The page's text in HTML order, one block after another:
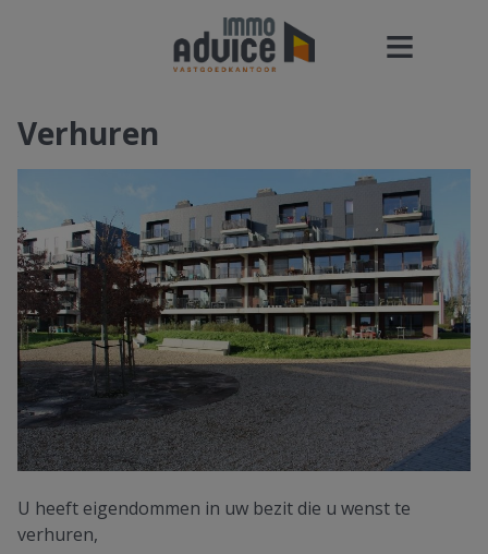
Verhuren
U heeft eigendommen in uw bezit die u wenst te
verhuren,